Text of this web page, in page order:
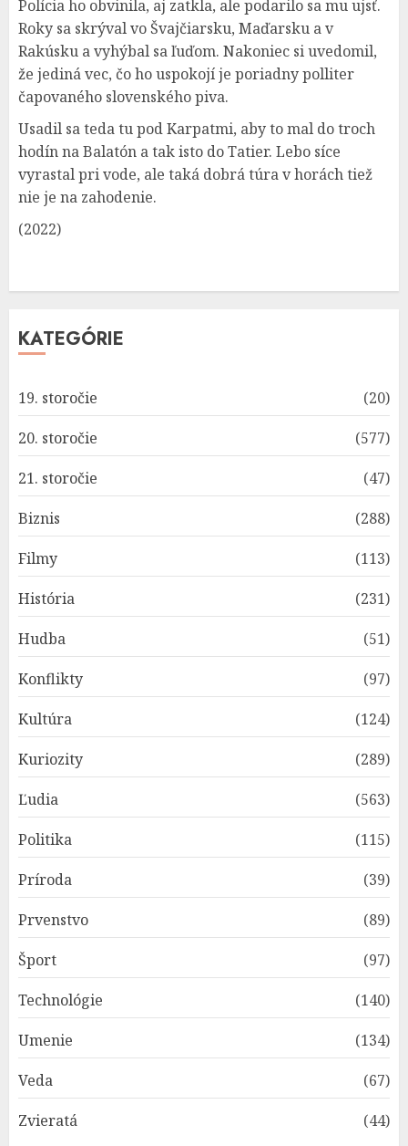
Polícia ho obvinila, aj zatkla, ale podarilo sa mu ujsť.
Roky sa skrýval vo Švajčiarsku, Maďarsku a v
Rakúsku a vyhýbal sa ľuďom. Nakoniec si uvedomil,
že jediná vec, čo ho uspokojí je poriadny polliter
čapovaného slovenského piva.
Usadil sa teda tu pod Karpatmi, aby to mal do troch
hodín na Balatón a tak isto do Tatier. Lebo síce
vyrastal pri vode, ale taká dobrá túra v horách tiež
nie je na zahodenie.
(2022)
KATEGÓRIE
19. storočie
(20)
20. storočie
(577)
21. storočie
(47)
Biznis
(288)
Filmy
(113)
História
(231)
Hudba
(51)
Konflikty
(97)
Kultúra
(124)
Kuriozity
(289)
Ľudia
(563)
Politika
(115)
Príroda
(39)
Prvenstvo
(89)
Šport
(97)
Technológie
(140)
Umenie
(134)
Veda
(67)
Zvieratá
(44)